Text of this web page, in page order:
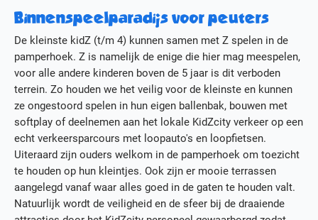
Werken bij KidZcity
Stage bij KidZcity
Actie
Binnenspeelparadijs voor peuters
De kleinste kidZ (t/m 4) kunnen samen met Z spelen in de
pamperhoek. Z is namelijk de enige die hier mag meespelen,
voor alle andere kinderen boven de 5 jaar is dit verboden
terrein. Zo houden we het veilig voor de kleinste en kunnen
ze ongestoord spelen in hun eigen ballenbak, bouwen met
softplay of deelnemen aan het lokale KidZcity verkeer op een
echt verkeersparcours met loopauto's en loopfietsen.
Uiteraard zijn ouders welkom in de pamperhoek om toezicht
te houden op hun kleintjes. Ook zijn er mooie terrassen
aangelegd vanaf waar alles goed in de gaten te houden valt.
Natuurlijk wordt de veiligheid en de sfeer bij de draaiende